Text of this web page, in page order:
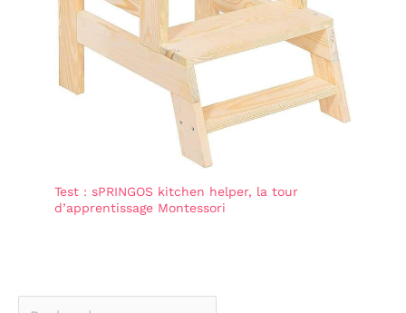
Test : sPRINGOS kitchen helper, la tour
d’apprentissage Montessori